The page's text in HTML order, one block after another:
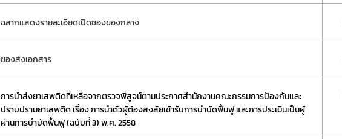
ฉลากแสดงรายละเอียดเปิดซองของกลาง
ซองส่งเอกสาร
การนำส่งยาเสพติดที่เหลือจากตรวจพิสูจน์ตามประกาศสำนักงานคณะกรรมการป้องกันและ
ปราบปรามยาเสพติด เรื่อง การนำตัวผู้ต้องสงสัยเข้ารับการบำบัดฟื้นฟู และการประเมินเป็นผู้
ผ่านการบำบัดฟื้นฟู (ฉบับที่ 3) พ.ศ. 2558